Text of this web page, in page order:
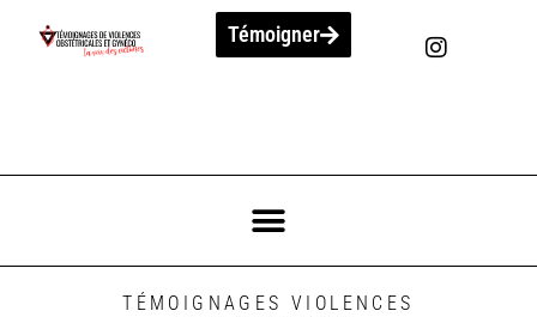
Témoigner
TÉMOIGNAGES VIOLENCES